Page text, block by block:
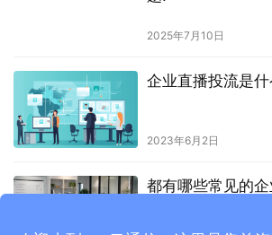
2025年7月10日
企业直播投流是什
2023年6月2日
都有哪些常见的